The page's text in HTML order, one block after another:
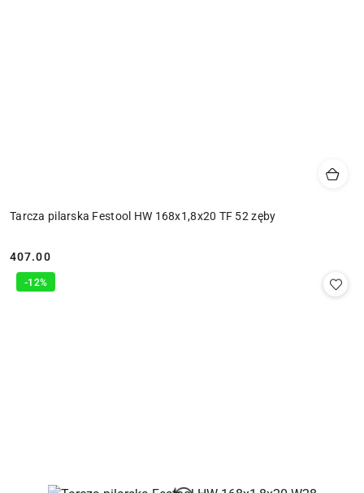
Tarcza pilarska Festool HW 168x1,8x20 TF 52 zęby
Cena:
407.00
-12%